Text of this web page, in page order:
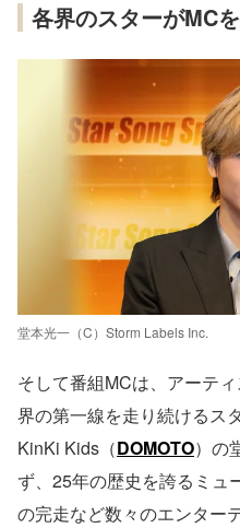
各界のスターがMC
堂本光一（C）Storm Labels Inc.
そして番組MCは、アーテ
界の第⼀線を⾛り続けるス
KinKi Kids（DOMOTO）の
ず、25年の歴史を誇るミュ
の完⾛など数々のエンター